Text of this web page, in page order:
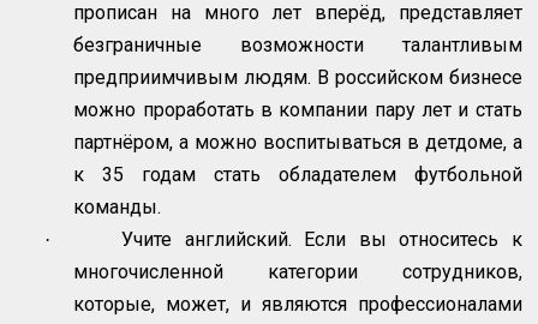
прописан на много лет вперёд, представляет
безграничные возможности талантливым
предприимчивым людям. В российском бизнесе
можно проработать в компании пару лет и стать
партнёром, а можно воспитываться в детдоме, а
к 35 годам стать обладателем футбольной
команды.
·
Учите английский. Если вы относитесь к
многочисленной категории сотрудников,
которые, может, и являются профессионалами